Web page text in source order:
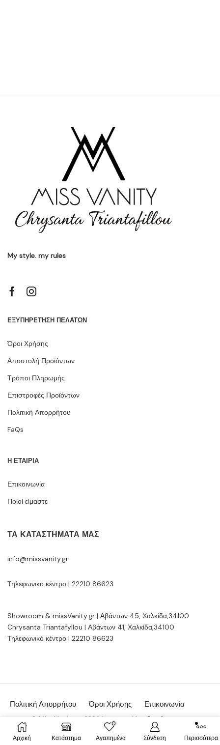
Αρχική Κατάστημα
0
Αγαπημένα Σύνδεση Περισσότερα
My style. my rules
ΕΞΥΠΗΡΕΤΗΣΗ ΠΕΛΑΤΩΝ
Όροι Χρήσης
Αποστολή Προϊόντων
Τρόποι Πληρωμής
Επιστροφές Προϊόντων
Πολιτική Απορρήτου
FaQs
Η ΕΤΑΙΡΙΑ
Επικοινωνία
Ποιοί είμαστε
ΤΑ ΚΑΤΑΣΤΉΜΑΤΆ ΜΑΣ
info@missvanity.gr
Τηλεφωνικό κέντρο | 22210 86623
Showroom & missVanity.gr | Αβάντων 45, Χαλκίδα,34100
Chrysanta Triantafyllou | Αβάντων 41, Χαλκίδα,34100
Τηλεφωνικό κέντρο | 22210 86623
Πολιτική Απορρήτου Όροι Χρήσης Επικοινωνία
© MissVanity.gr 2026 | powered by: Gsoftware.gr